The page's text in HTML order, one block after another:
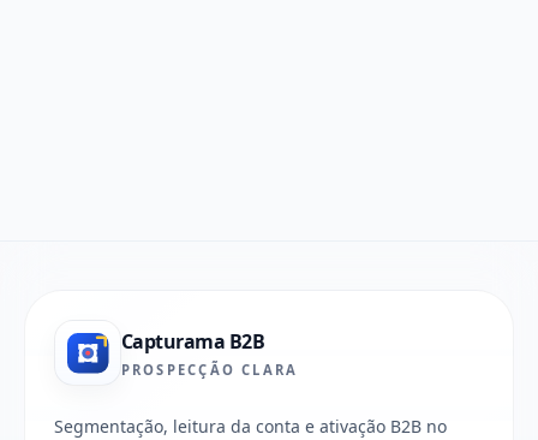
Capturama B2B
PROSPECÇÃO CLARA
Segmentação, leitura da conta e ativação B2B no